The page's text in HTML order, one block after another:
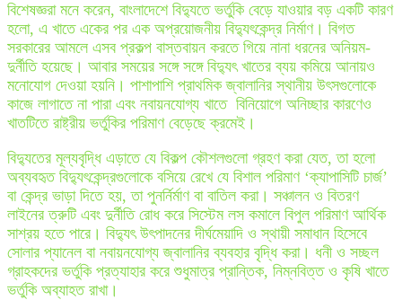
বিশেষজ্ঞরা মনে করেন, বাংলাদেশে বিদ্যুতে ভর্তুকি বেড়ে যাওয়ার বড় একটি কারণ
হলো, এ খাতে একের পর এক অপ্রয়োজনীয় বিদ্যুৎকেন্দ্র নির্মাণ। বিগত
সরকারের আমলে এসব প্রকল্প বাস্তবায়ন করতে গিয়ে নানা ধরনের অনিয়ম-
দুর্নীতি হয়েছে। আবার সময়ের সঙ্গে সঙ্গে বিদ্যুৎ খাতের ব্যয় কমিয়ে আনায়ও
মনোযোগ দেওয়া হয়নি। পাশাপাশি প্রাথমিক জ্বালানির স্থানীয় উৎসগুলোকে
কাজে লাগাতে না পারা এবং নবায়নযোগ্য খাতে বিনিয়োগে অনিচ্ছার কারণেও
খাতটিতে রাষ্ট্রীয় ভর্তুকির পরিমাণ বেড়েছে ক্রমেই।
বিদ্যুতের মূল্যবৃদ্ধি এড়াতে যে বিকল্প কৌশলগুলো গ্রহণ করা যেত, তা হলো
অব্যবহৃত বিদ্যুৎকেন্দ্রগুলোকে বসিয়ে রেখে যে বিশাল পরিমাণ ‘ক্যাপাসিটি চার্জ’
বা কেন্দ্র ভাড়া দিতে হয়, তা পুনর্নির্মাণ বা বাতিল করা। সঞ্চালন ও বিতরণ
লাইনের ত্রুটি এবং দুর্নীতি রোধ করে সিস্টেম লস কমালে বিপুল পরিমাণ আর্থিক
সাশ্রয় হতে পারে। বিদ্যুৎ উৎপাদনের দীর্ঘমেয়াদি ও স্থায়ী সমাধান হিসেবে
সোলার প্যানেল বা নবায়নযোগ্য জ্বালানির ব্যবহার বৃদ্ধি করা। ধনী ও সচ্ছল
গ্রাহকদের ভর্তুকি প্রত্যাহার করে শুধুমাত্র প্রান্তিক, নিম্নবিত্ত ও কৃষি খাতে
ভর্তুকি অব্যাহত রাখা।